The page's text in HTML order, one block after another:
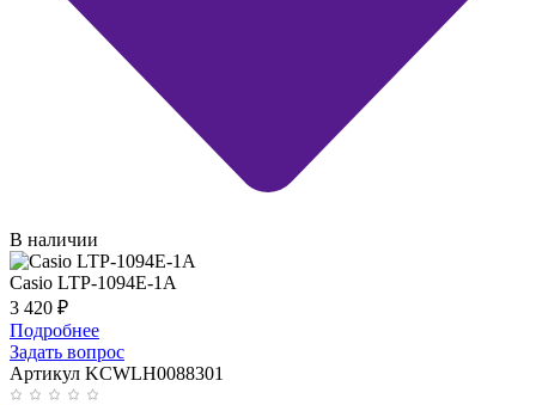
В наличии
Casio LTP-1094E-1A
3 420 ₽
Подробнее
Задать вопрос
Артикул KCWLH0088301